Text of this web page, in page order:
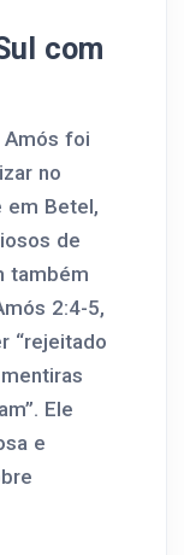
com
Amós foi
no
em Betel,
de
também
2:4-5,
“rejeitado
Ele
e